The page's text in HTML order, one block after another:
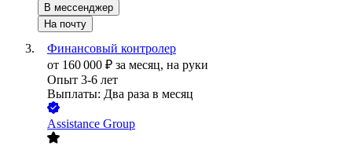
В мессенджер
На почту
Финансовый контролер
от 160 000 ₽ за месяц, на руки
Опыт 3-6 лет
Выплаты: Два раза в месяц
Assistance Group